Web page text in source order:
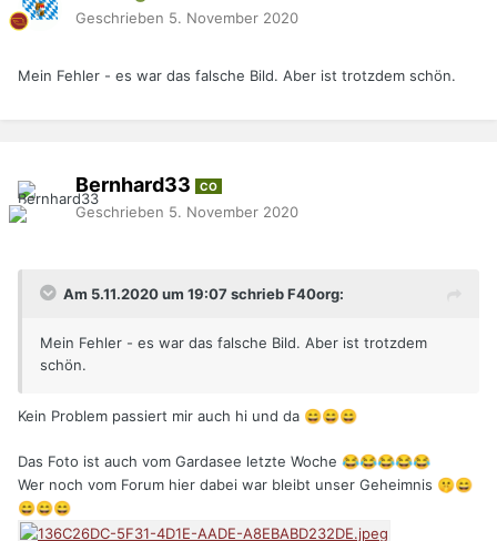
Geschrieben 5. November 2020
Mein Fehler - es war das falsche Bild. Aber ist trotzdem schön.
Bernhard33 CO
Geschrieben 5. November 2020
Am 5.11.2020 um 19:07 schrieb F40org:
Mein Fehler - es war das falsche Bild. Aber ist trotzdem
schön.
Kein Problem passiert mir auch hi und da 😄😄😄
Das Foto ist auch vom Gardasee letzte Woche 😂😂😂😂😂
Wer noch vom Forum hier dabei war bleibt unser Geheimnis 🤫😄
😄😄😄